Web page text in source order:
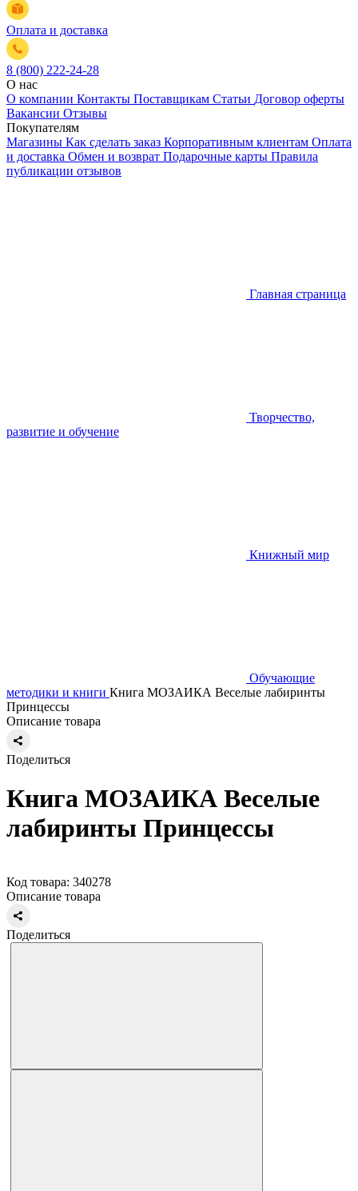
Оплата и доставка
8 (800) 222-24-28
О нас
О компании Контакты Поставщикам Статьи Договор оферты
Вакансии Отзывы
Покупателям
Магазины Как сделать заказ Корпоративным клиентам Оплата
и доставка Обмен и возврат Подарочные карты Правила
публикации отзывов
Главная страница
Творчество,
развитие и обучение
Книжный мир
Обучающие
методики и книги Книга МОЗАИКА Веселые лабиринты
Принцессы
Описание товара
Поделиться
Книга МОЗАИКА Веселые
лабиринты Принцессы
Код товара: 340278
Описание товара
Поделиться